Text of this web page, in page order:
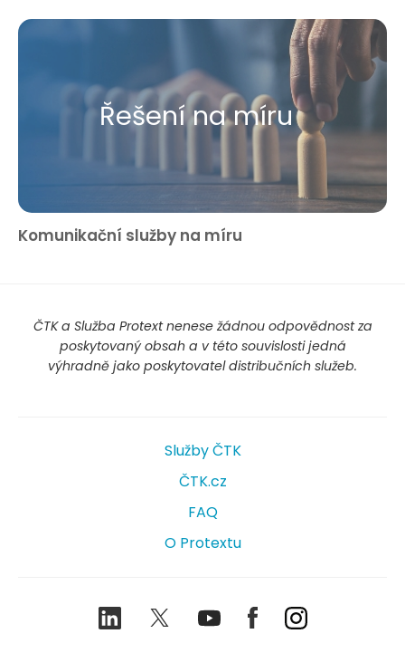
Řešení na míru
Komunikační služby na míru
ČTK a Služba Protext nenese žádnou odpovědnost za
poskytovaný obsah a v této souvislosti jedná
výhradně jako poskytovatel distribučních služeb.
Služby ČTK
ČTK.cz
FAQ
O Protextu
LinkedIn TwitterYoutubeFacebookInstagram